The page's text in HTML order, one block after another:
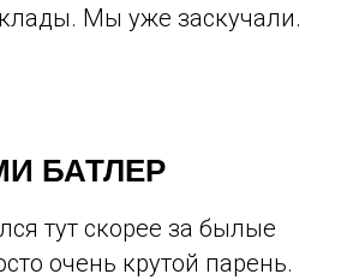
Мы уже заскучали.
БАТЛЕР
тут скорее за былые
очень крутой парень.